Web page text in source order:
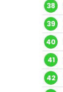
38
39
40
41
42